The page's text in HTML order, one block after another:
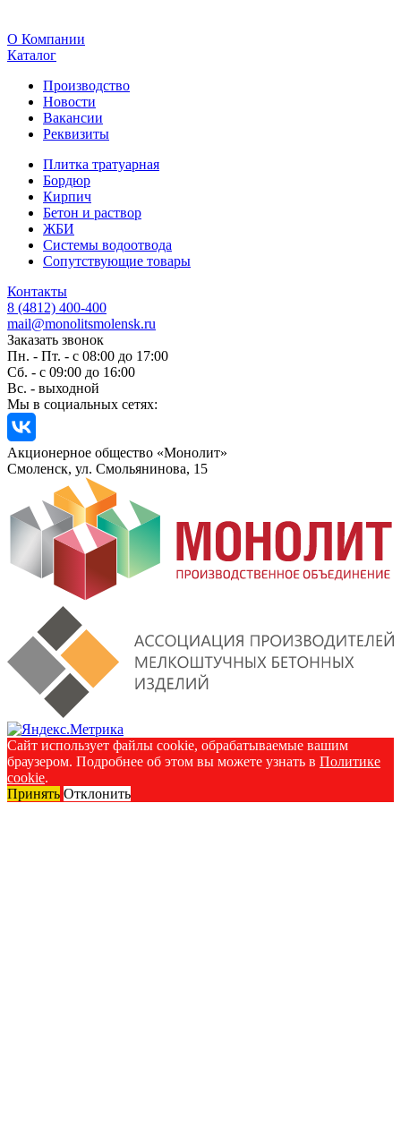
O Компании
Каталог
Производство
Новости
Вакансии
Реквизиты
Плитка тратуарная
Бордюр
Кирпич
Бетон и раствор
ЖБИ
Системы водоотвода
Сопутствующие товары
Контакты
8 (4812) 400-400
mail@monolitsmolensk.ru
Заказать звонок
Пн. - Пт. - с 08:00 до 17:00
Сб. - с 09:00 до 16:00
Вс. - выходной
Мы в социальных сетях:
Акционерное общество «Монолит»
Смоленск, ул. Смольянинова, 15
Сайт использует файлы cookie, обрабатываемые вашим
браузером. Подробнее об этом вы можете узнать в Политике
cookie.
Принять Отклонить